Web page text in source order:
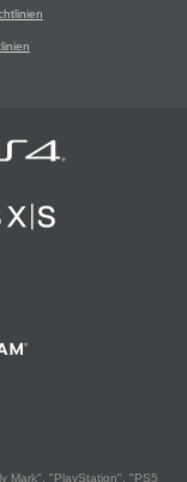
Mark", "PlayStation", "PS5